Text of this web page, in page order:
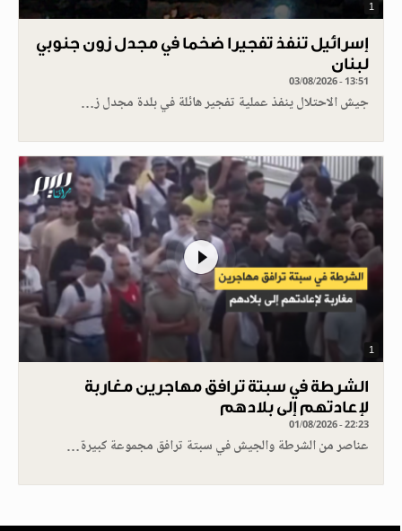
1
إسرائيل تنفذ تفجيرا ضخما في مجدل زون جنوبي
لبنان
03/08/2026 - 13:51
جيش الاحتلال ينفذ عملية تفجير هائلة في بلدة مجدل ز…
1
الشرطة في سبتة ترافق مهاجرين مغاربة
لإعادتهم إلى بلادهم
01/08/2026 - 22:23
عناصر من الشرطة والجيش في سبتة ترافق مجموعة كبيرة…